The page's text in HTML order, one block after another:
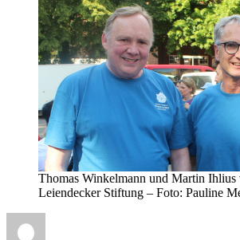
Thomas Winkelmann und Martin
Leiendecker Stiftung – Foto: Pauline